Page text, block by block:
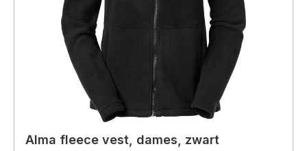
Alma fleece vest, dames, zwart